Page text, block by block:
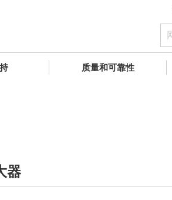
质量和可靠性
器